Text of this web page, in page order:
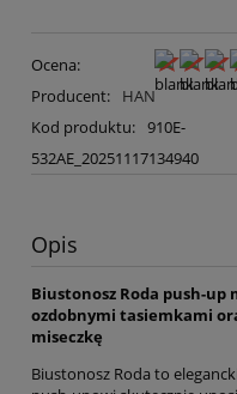
Ocena:
Producent:
HAN
Kod produktu: 910E-
532AE_20251117134940
Opis
Biustonosz Roda push-up
ozdobnymi tasiemkami
miseczkę
Biustonosz Roda to